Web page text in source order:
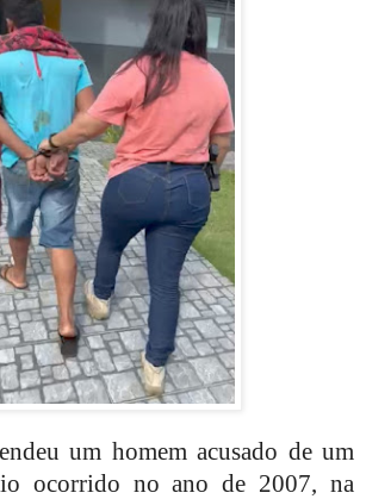
um homem acusado de um
ocorrido no ano de 2007, na